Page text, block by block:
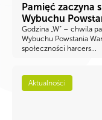
Pamięć zaczyna
Wybuchu
Godzina „W” – chwila
Wybuchu Powstania
społeczności harcers...
Aktualności